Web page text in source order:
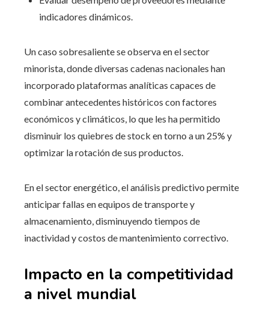
indicadores dinámicos.
Un caso sobresaliente se observa en el sector
minorista, donde diversas cadenas nacionales han
incorporado plataformas analíticas capaces de
combinar antecedentes históricos con factores
económicos y climáticos, lo que les ha permitido
disminuir los quiebres de stock en torno a un 25% y
optimizar la rotación de sus productos.
En el sector energético, el análisis predictivo permite
anticipar fallas en equipos de transporte y
almacenamiento, disminuyendo tiempos de
inactividad y costos de mantenimiento correctivo.
Impacto en la competitividad
a nivel mundial